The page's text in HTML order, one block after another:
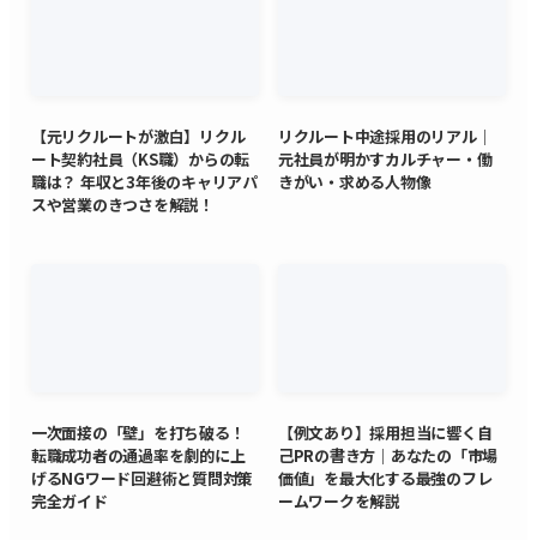
【元リクルートが激白】リクル
ート契約社員（KS職）からの転
職は？ 年収と3年後のキャリアパ
スや営業のきつさを解説！
リクルート中途採用のリアル｜
元社員が明かすカルチャー・働
きがい・求める人物像
一次面接の「壁」を打ち破る！
転職成功者の通過率を劇的に上
げるNGワード回避術と質問対策
完全ガイド
【例文あり】採用担当に響く自
己PRの書き方｜あなたの「市場
価値」を最大化する最強のフレ
ームワークを解説